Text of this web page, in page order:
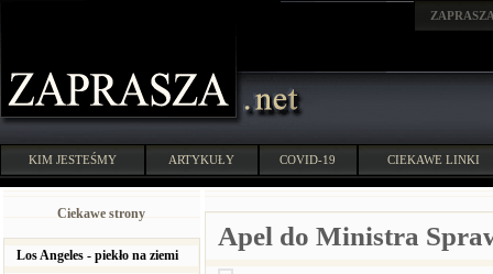
KIM JESTEŚMY ARTYKUŁY COVID-19 CIEKAWE LINKI
Ciekawe strony
Los Angeles - piekło na ziemi
Apel do Ministra